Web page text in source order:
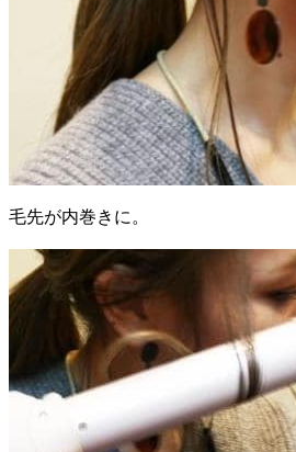
毛先が内巻きに。